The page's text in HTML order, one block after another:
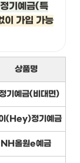
기예금(특
이 가입 가능
상품명
기예금(비대면)
(Hey)정기예금
NH올원e예금